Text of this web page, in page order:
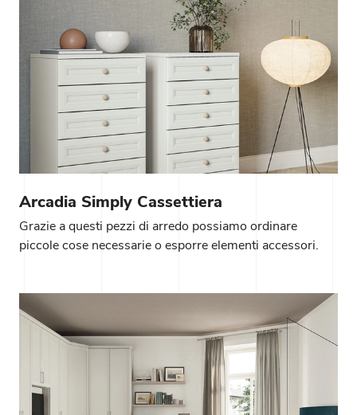
Arcadia Simply Cassettiera
Grazie a questi pezzi di arredo possiamo ordinare
piccole cose necessarie o esporre elementi accessori.